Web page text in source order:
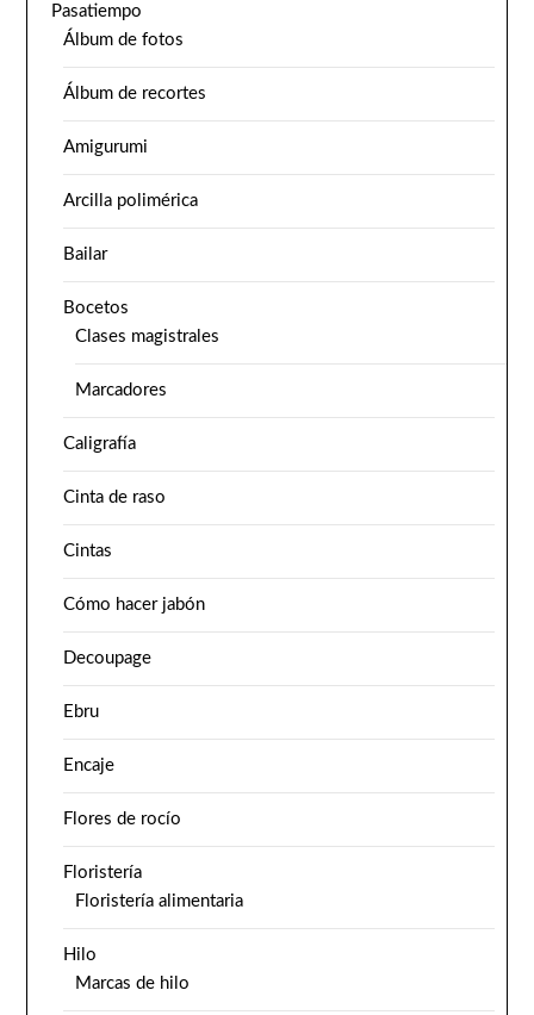
Pasatiempo
Álbum de fotos
Álbum de recortes
Amigurumi
Arcilla polimérica
Bailar
Bocetos
Clases magistrales
Marcadores
Caligrafía
Cinta de raso
Cintas
Cómo hacer jabón
Decoupage
Ebru
Encaje
Flores de rocío
Floristería
Floristería alimentaria
Hilo
Marcas de hilo